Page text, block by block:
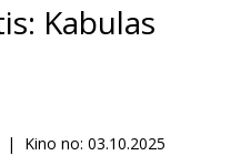
Kabulas
| Kino no: 03.10.2025